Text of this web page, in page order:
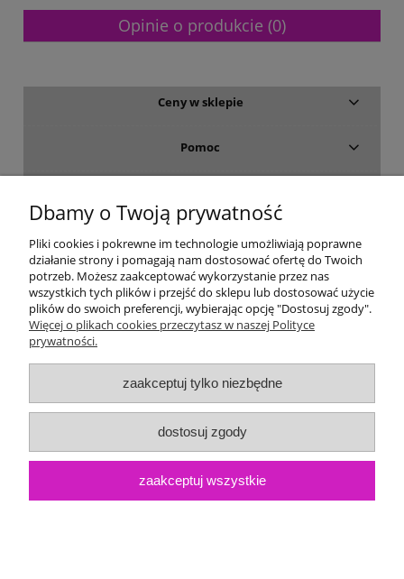
Opinie o produkcie (0)
Ceny w sklepie
Pomoc
Moje konto
Gwarancja i zwroty
O firmie
Dbamy o Twoją prywatność
Pliki cookies i pokrewne im technologie umożliwiają poprawne
działanie strony i pomagają nam dostosować ofertę do Twoich
potrzeb. Możesz zaakceptować wykorzystanie przez nas
wszystkich tych plików i przejść do sklepu lub dostosować użycie
plików do swoich preferencji, wybierając opcję "Dostosuj zgody".
Więcej o plikach cookies przeczytasz w naszej Polityce
prywatności.
zaakceptuj tylko niezbędne
dostosuj zgody
zaakceptuj wszystkie